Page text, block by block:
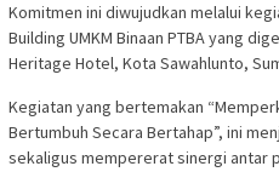
Komitmen ini diwujudkan melalui
Building UMKM Binaan PTBA yang
Heritage Hotel, Kota Sawahlunto,
Kegiatan yang bertemakan
Bertumbuh Secara Bertahap”, ini
sekaligus mempererat sinergi antar